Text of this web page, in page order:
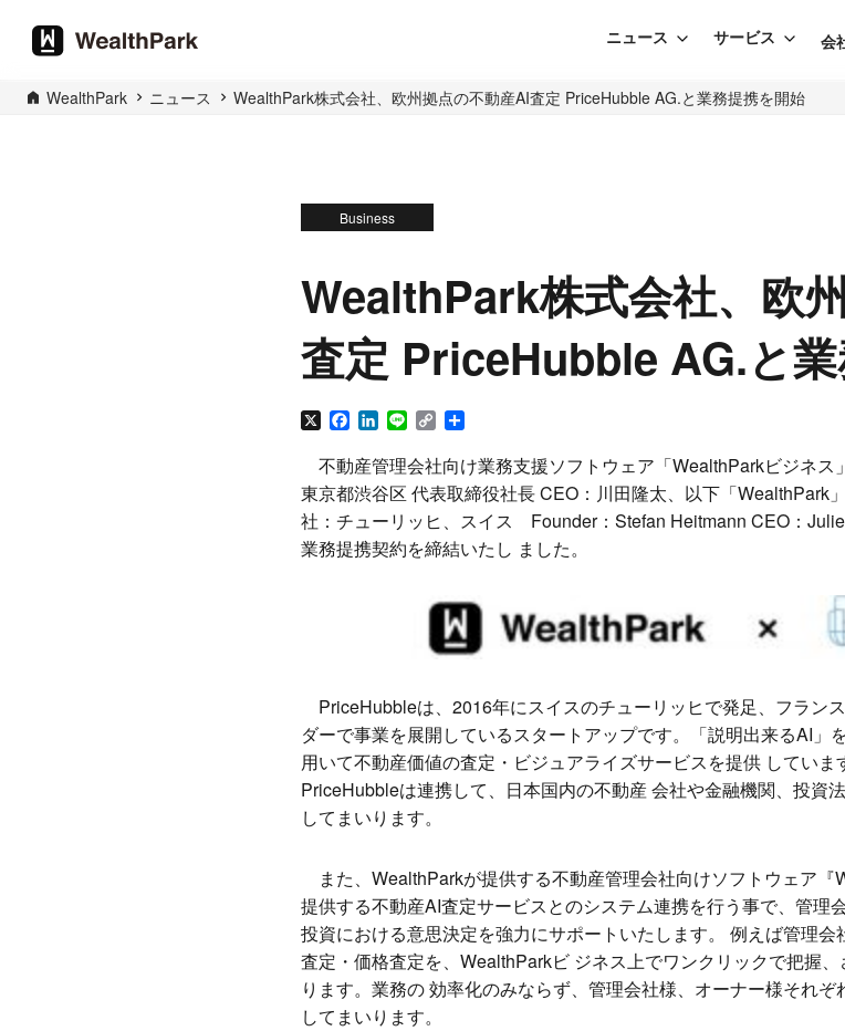
ニュース サービス 会
WealthPark ニュース WealthPark株式会社、欧州拠点の不動産AI査定 PriceHubble AG.と業務提携を開始
Business
WealthPark株式会社、欧
査定 PriceHubble AG.と
X Facebook
LinkedIn
Line Copy
不動産管理会社向け業務支援ソフトウェア「WealthParkビジネス
東京都渋谷区 代表取締役社長 CEO：川田隆太、以下「WealthPark
社：チューリッヒ、スイス Founder：Stefan Heitmann CEO：
業務提携契約を締結いたし ました。
PriceHubbleは、2016年にスイスのチューリッヒで発足、フラン
ダーで事業を展開しているスタートアップです。「説明出来るAI」
用いて不動産価値の査定・ビジュアライズサービスを提供 してい
PriceHubbleは連携して、日本国内の不動産 会社や金融機関、投資
してまいります。
また、WealthParkが提供する不動産管理会社向けソフトウェア
提供する不動産AI査定サービスとのシステム連携を行う事で、管理
投資における意思決定を強力にサポートいたします。 例えば管理
査定・価格査定を、WealthParkビ ジネス上でワンクリックで把握
ります。業務の 効率化のみならず、管理会社様、オーナー様それ
してまいります。